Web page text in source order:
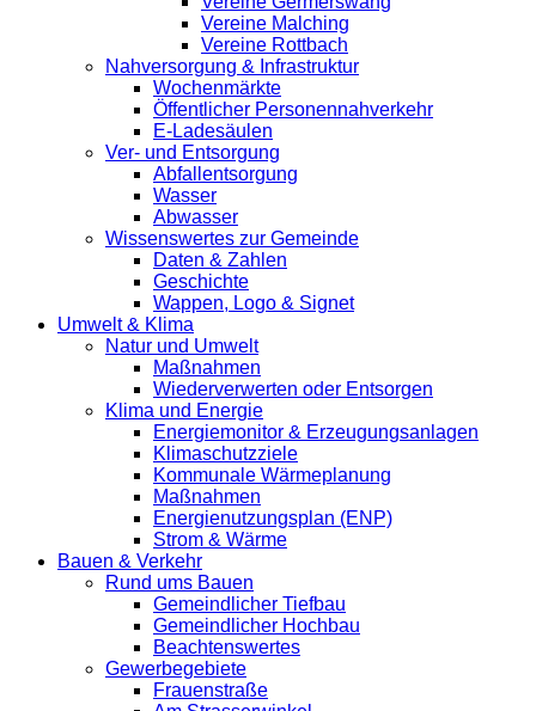
Vereine Malching
Vereine Rottbach
Nahversorgung & Infrastruktur
Wochenmärkte
Öffentlicher Personennahverkehr
E-Ladesäulen
Ver- und Entsorgung
Abfallentsorgung
Wasser
Abwasser
Wissenswertes zur Gemeinde
Daten & Zahlen
Geschichte
Wappen, Logo & Signet
Umwelt & Klima
Natur und Umwelt
Maßnahmen
Wiederverwerten oder Entsorgen
Klima und Energie
Energiemonitor & Erzeugungsanlagen
Klimaschutzziele
Kommunale Wärmeplanung
Maßnahmen
Energienutzungsplan (ENP)
Strom & Wärme
Bauen & Verkehr
Rund ums Bauen
Gemeindlicher Tiefbau
Gemeindlicher Hochbau
Beachtenswertes
Gewerbegebiete
Frauenstraße